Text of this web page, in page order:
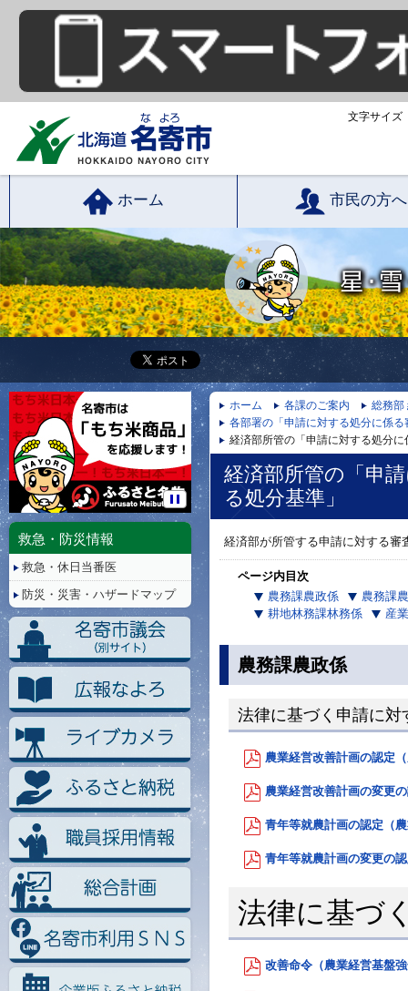
文字サイズ
ホーム 市民の方へ
ホーム 各課のご案内
総務部
各部署の「申請に対する処分に係
経済部所管の「申請に対する処分
経済部所管の「申
る処分基準」
経済部が所管する申請に対する審
ページ内目次
農務課農政係
農務課
耕地林務課林務係
産
農務課農政係
法律に基づく申請に
農業経営改善計画の認定
農業経営改善計画の変更
青年等就農計画の認定（
青年等就農計画の変更の
法律に基づ
改善命令（農業経営基盤
停
救急・防災情報
救急・休日当番医
防災・災害・ハザードマップ